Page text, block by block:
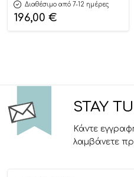
Διαθέσιμο από 7-12 ημέρες
196,00 €
STAY
Κάντε
λαμβάνετε